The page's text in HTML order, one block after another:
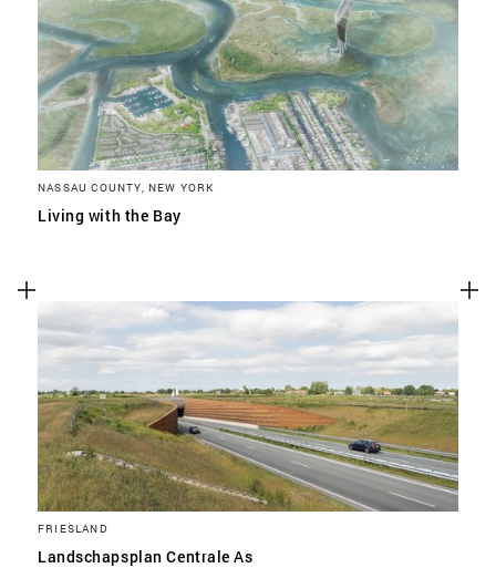
NASSAU COUNTY, NEW YORK
Living with the Bay
FRIESLAND
Landschapsplan Centrale As